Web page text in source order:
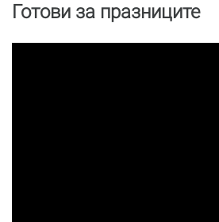
Готови за празниците